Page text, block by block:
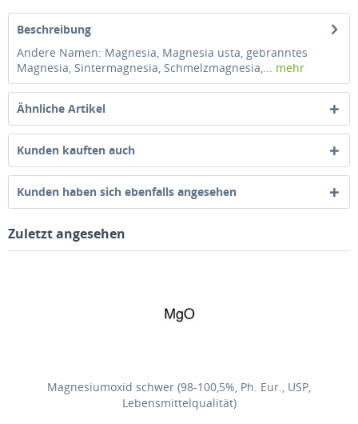
Beschreibung
Andere Namen: Magnesia, Magnesia usta, gebranntes
Magnesia, Sintermagnesia, Schmelzmagnesia,... mehr
Ähnliche Artikel
Kunden kauften auch
Kunden haben sich ebenfalls angesehen
Zuletzt angesehen
Magnesiumoxid schwer (98-100,5%, Ph. Eur., USP,
Lebensmittelqualität)